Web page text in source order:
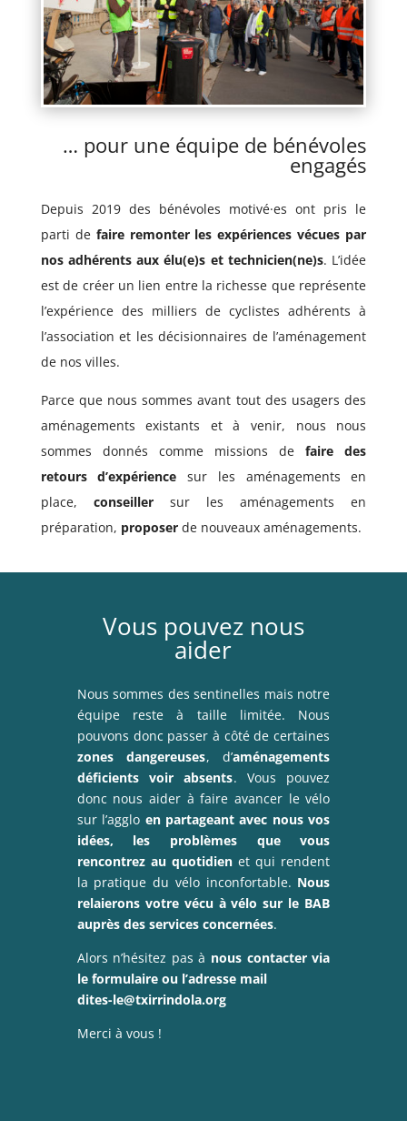
… pour une équipe de bénévoles
engagés
Depuis 2019 des bénévoles motivé·es ont pris le
parti de faire remonter les expériences vécues par
nos adhérents aux élu(e)s et technicien(ne)s. L’idée
est de créer un lien entre la richesse que représente
l’expérience des milliers de cyclistes adhérents à
l’association et les décisionnaires de l’aménagement
de nos villes.
Parce que nous sommes avant tout des usagers des
aménagements existants et à venir, nous nous
sommes donnés comme missions defaire des
retours d’expérience sur les aménagements en
place, conseillersur les aménagements en
préparation, proposerde nouveaux aménagements.
Vous pouvez nous
aider
Nous sommes des sentinelles mais notre
équipe reste à taille limitée. Nous
pouvons donc passer à côté de certaines
zones dangereuses, d’aménagements
déficients voir absents. Vous pouvez
donc nous aider à faire avancer le vélo
sur l’agglo en partageant avec nous vos
idées, les problèmes que vous
rencontrez au quotidienet qui rendent
la pratique du vélo inconfortable. Nous
relaierons votre vécu à vélo sur le BAB
auprès des services concernées.
Alors n’hésitez pas à nous contacter via
le formulaire ou l’adresse mail
dites-le@txirrindola.org
Merci à vous !